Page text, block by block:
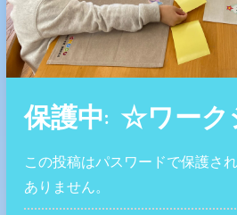
保護中: ☆ワー
この投稿はパスワードで保護さ
ありません。